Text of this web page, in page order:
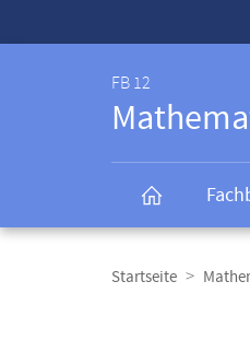
FB 12
Navigation
Startseite